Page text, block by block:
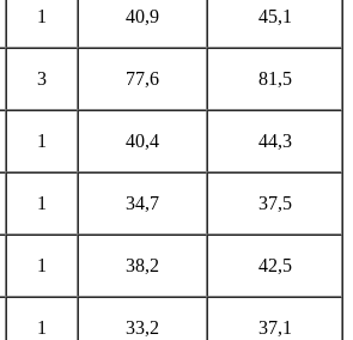
1 40,9 45,1
3 77,6 81,5
1 40,4 44,3
1 34,7 37,5
1 38,2 42,5
1 33,2 37,1